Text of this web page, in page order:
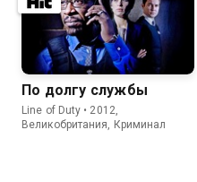
По долгу службы
Line of Duty • 2012,
Великобритания, Криминал